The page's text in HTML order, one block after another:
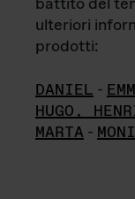
ulteriori
prodotti:
DANIEL -
HUGO,
MARTA -